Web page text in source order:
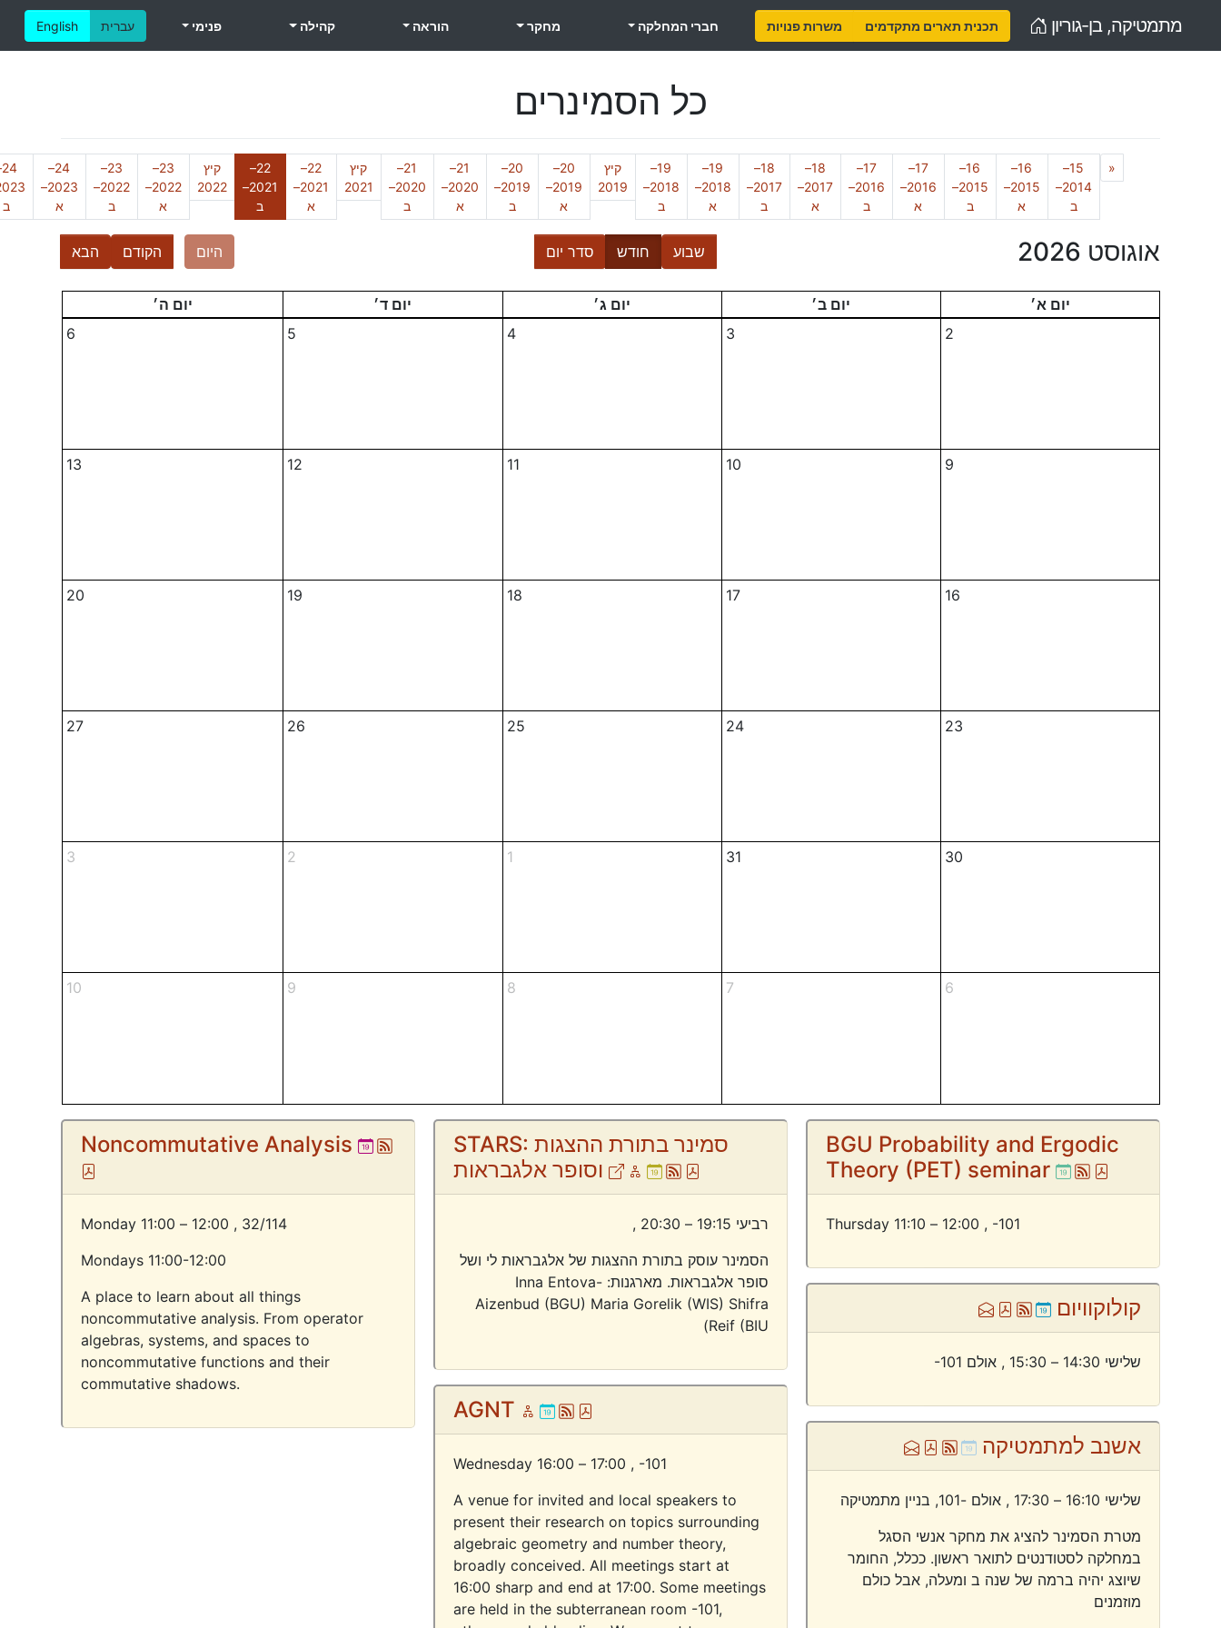
מתמטיקה, בן-גוריון Home
English עברית משרות פנויות תכנית תארים מתקדמים חברי המחלקה מחקר הוראה קהילה פנימי
כל הסמינרים
«
Previous
15–
2014–
ב
16–
2015–
א
16–
2015–
ב
17–
2016–
א
17–
2016–
ב
18–
2017–
א
18–
2017–
ב
19–
2018–
א
19–
2018–
ב
קיץ
2019
20–
2019–
א
20–
2019–
ב
21–
2020–
א
21–
2020–
ב
קיץ
2021
22–
2021–
א
22–
2021–
ב(נוכחי)
קיץ
2022
23–
2022–
א
23–
2022–
ב
24–
2023–
א
ב
אוגוסט 2026 שבוע חודש סדר יום היום הקודם הבא
יום א׳ יום ב׳ יום ג׳ יום ד׳
יום ה׳
2
3
4
5
6
9
10
11
12
13
16
17
18
19
20
23
24
25
26
27
30
31
1
2
3
6
7
8
9
10
BGU Probability and Ergodic
Theory (PET) seminar
IcalAtom
Thursday 11:10 – 12:00 , -101
קולוקוויום Ical
Atom
Pdf
Ml
שלישי 14:30 – 15:30 , אולם -101
אשנב למתמטיקה Ical
Atom
Pdf
Ml
שלישי 16:10 – 17:30 ,
אולם -101, בניין מתמטיקה
מטרת הסמינר להציג את מחקר אנשי הסגל
במחלקה לסטודנטים לתואר ראשון. ככלל, החומר
שיוצג יהיה ברמה של שנה ב ומעלה, אבל כולם
מוזמנים
STARS: סמינר בתורת ההצגות
וסופר אלגבראות
External
Online
IcalAtom
רביעי 19:15 – 20:30 ,
הסמינר עוסק בתורת ההצגות של אלגבראות לי ושל
סופר אלגבראות. מארגנות: Inna Entova-
Aizenbud (BGU) Maria Gorelik (WIS) Shifra
Reif (BIU)
AGNT Online
IcalAtom
Wednesday 16:00 – 17:00 , -101
A venue for invited and local speakers to
present their research on topics surrounding
algebraic geometry and number theory,
broadly conceived. All meetings start at
16:00 sharp and end at 17:00. Some meetings
are held in the subterranean room -101,
Noncommutative Analysis IcalAtom
Monday 11:00 – 12:00 , 32/114
Mondays 11:00-12:00
A place to learn about all things
noncommutative analysis. From operator
algebras, systems, and spaces to
noncommutative functions and their
commutative shadows.